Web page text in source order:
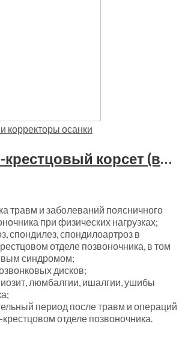
корректоры осанки
Пояснично-крестцовый корсет (высота 24см) Trives, Т-1558
травм и заболеваний поясничного
при физических нагрузках;
спондилез, спондилоартроз в
отделе позвоночника, в том
синдромом;
дисков;
люмбалгии, ишалгии, ушибы
период после травм и операций
отделе позвоночника.